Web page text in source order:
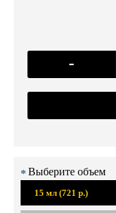
-
Выберите объем
15 мл (721 р.)